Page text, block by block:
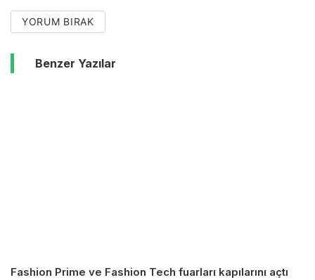
YORUM BIRAK
Benzer Yazılar
Fashion Prime ve Fashion Tech fuarları kapılarını açtı